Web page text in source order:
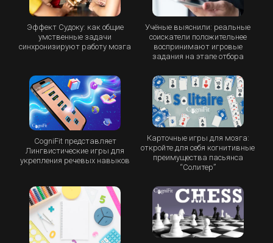
Эффект Судоку: как общие
умственные задачи
синхронизируют работу мозга
Учёные выяснили: реальные
соискатели положительнее
воспринимают игровые
задания на этапе отбора
CogniFit представляет
Лингвистические игры для
укрепления речевых навыков
Карточные игры для мозга:
откройте для себя когнитивные
преимущества пасьянса
“Cолитер”